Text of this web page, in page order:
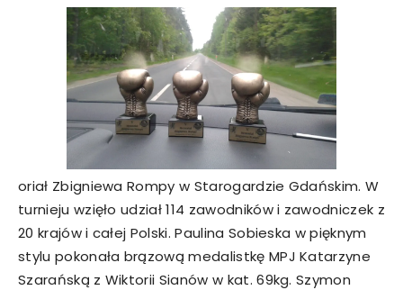
oriał Zbigniewa Rompy w Starogardzie Gdańskim. W
turnieju wzięło udział 114 zawodników i zawodniczek z
20 krajów i całej Polski. Paulina Sobieska w pięknym
stylu pokonała brązową medalistkę MPJ Katarzyne
Szarańską z Wiktorii Sianów w kat. 69kg. Szymon